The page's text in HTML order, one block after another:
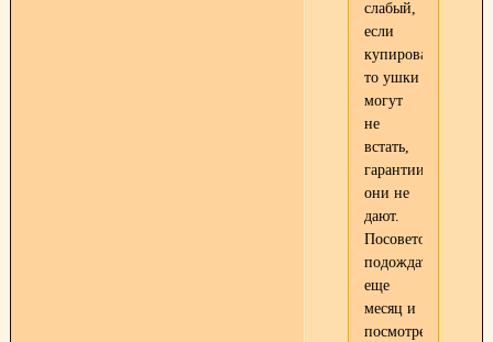
слабый,
если
купировать,
то ушки
могут
не
встать,
гарантии
они не
дают.
Посоветовали
подождать
еще
месяц и
посмотреть,